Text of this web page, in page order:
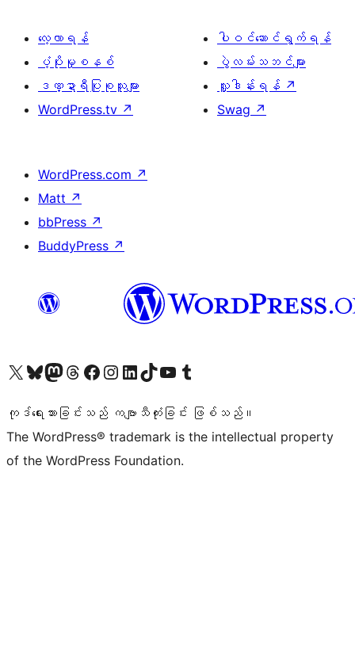
လေ့လာရန်
ပံ့ပိုးမှုစနစ်
ဒဏ္ဍာရီပြုစုသူများ
WordPress.tv ↗
ပါဝင်ဆောင်ရွက်ရန်
ပွဲလမ်းသဘင်များ
လှူဒါန်းရန် ↗
Swag ↗
WordPress.com ↗
Matt ↗
bbPress ↗
BuddyPress ↗
ကျွန်ုပ်တို့၏ X (ယခင် Twitter) အကောင့်သို့ သွားရောက်ကြည့်ရှုပါကျွန်ုပ်တို့၏ Bluesky အကောင့်သို့ ဝင်ရောက်ကြည့်ရှုရန်
ကျွန်ုပ်တို့၏ Mastodon အကောင့်သို့ သွားရောက်ကြည့်ရှုပါကျွန်ုပ်တို့၏ Threads အကောင့်သို့ ဝင်ရောက်ကြည့်ရှုရန်
ကျွန်ုပ်တို့၏ Facebook စာမျက်နှာသို့ သွားရောက်ကြည့်ရှုပါကျွန်ုပ်တို့၏ Instagram အကောင့်သို့ သွားရောက်ကြည့်ရှုပါ ကျွန်ုပ်တို့၏ LinkedIn အကောင့်သို့ သွားရောက်ကြည့်ရှုပါကျွန်ုပ်တို့၏ TikTok အကောင့်သို့ ဝင်ရောက်ကြည့်ရှုရန်
ကျွန်ုပ်တို့၏ YouTube ချန်နယ်သို့ သွားရောက်ကြည့်ရှုပါ ကျွန်ုပ်တို့၏ Tumblr အကောင့်သို့ ဝင်ရောက်ကြည့်ရှုရန်
ကုဒ်ရေးသားခြင်းသည် ကဗျာသီကုံးခြင်း ဖြစ်သည်။
The WordPress® trademark is the intellectual property
of the WordPress Foundation.